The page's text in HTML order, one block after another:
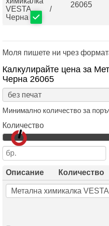
VESTA /
Черна
26065
Моля пишете ни чрез
Калкулирайте цена за
Черна 26065
Минимално количество за
Количество
Описание Количество